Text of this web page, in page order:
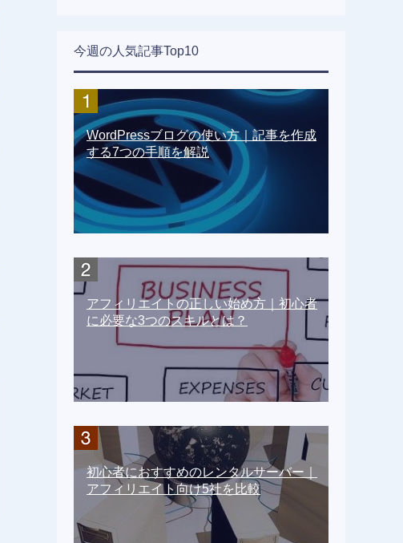
今週の人気記事Top10
WordPressブログの使い方｜記事を作成
する7つの手順を解説
アフィリエイトの正しい始め方｜初心者
に必要な3つのスキルとは？
初心者におすすめのレンタルサーバー｜
アフィリエイト向け5社を比較